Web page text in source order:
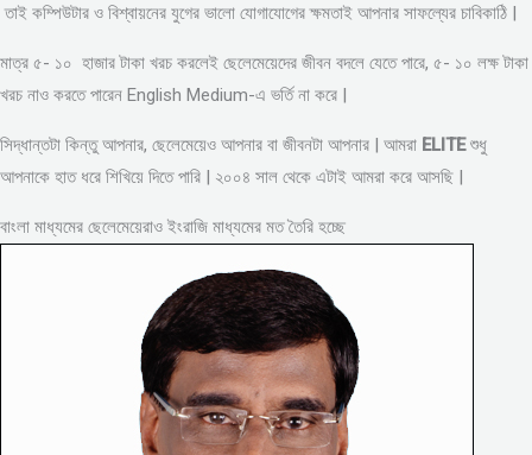
তাই কম্পিউটার ও বিশ্বায়নের যুগের ভালো যোগাযোগের ক্ষমতাই আপনার সাফল্যের চাবিকাঠি |
মাত্র ৫- ১০ হাজার টাকা খরচ করলেই ছেলেমেয়েদের জীবন বদলে যেতে পারে, ৫- ১০ লক্ষ টাকা
খরচ নাও করতে পারেন English Medium-এ ভর্তি না করে |
সিদ্ধান্তটা কিন্তু আপনার, ছেলেমেয়েও আপনার বা জীবনটা আপনার | আমরা ELITEশুধু
আপনাকে হাত ধরে শিখিয়ে দিতে পারি | ২০০৪ সাল থেকে এটাই আমরা করে আসছি |
বাংলা মাধ্যমের ছেলেমেয়েরাও ইংরাজি মাধ্যমের মত তৈরি হচ্ছে